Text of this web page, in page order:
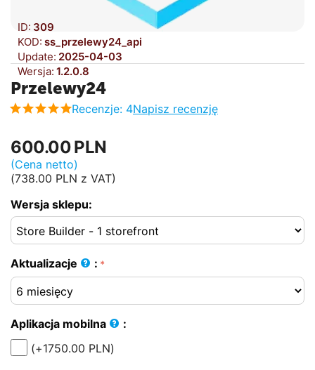
ID: 309
KOD: ss_przelewy24_api
Update: 2025-04-03
Wersja: 1.2.0.8
Przelewy24
Recenzje: 4Napisz recenzję
600.00PLN
(Cena netto)
(738.00 PLN z VAT)
Wersja sklepu:
Aktualizacje :
Aplikacja mobilna
:
(+1750.00 PLN)